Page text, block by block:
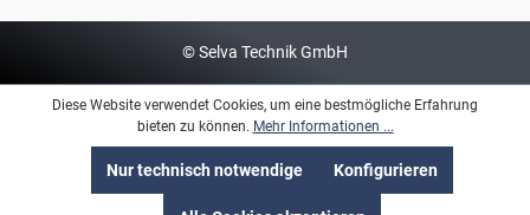
© Selva Technik GmbH
Diese Website verwendet Cookies, um eine bestmögliche Erfahrung
bieten zu können. Mehr Informationen ...
Nur technisch notwendige Konfigurieren